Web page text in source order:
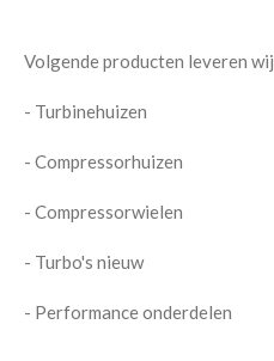
Volgende producten leveren wij
- Turbinehuizen
- Compressorhuizen
- Compressorwielen
- Turbo's nieuw
- Performance onderdelen